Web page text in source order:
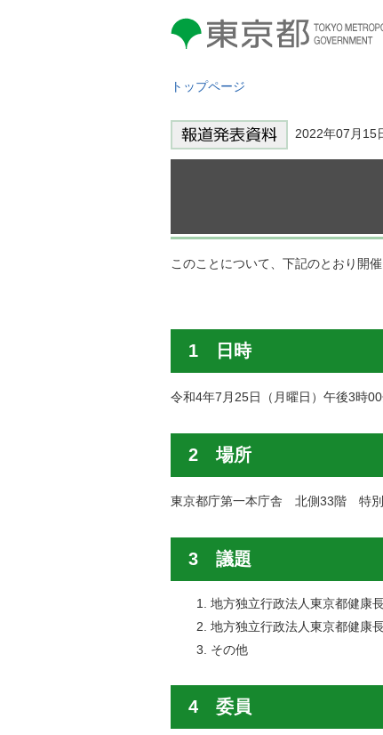
東京都 TOKYO METROPOLITAN
GOVERNMENT
トップページ
2022年07月
このことについて、下記のとおり開
1 日時
令和4年7月25日（月曜日）午後3時
2 場所
東京都庁第一本庁舎 北側33階 特別
3 議題
地方独立行政法人東京都健康
地方独立行政法人東京都健康
その他
4 委員